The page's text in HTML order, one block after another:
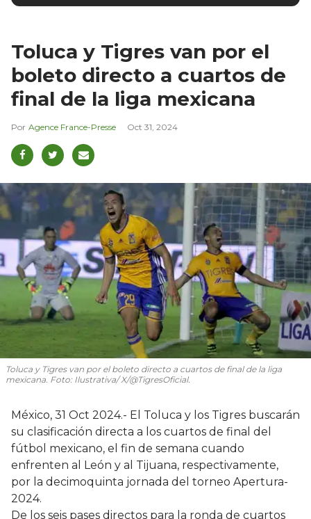
Toluca y Tigres van por el
boleto directo a cuartos de
final de la liga mexicana
Agence France-Presse Oct 31, 2024
Toluca y Tigres van por el boleto directo a cuartos de final de la liga
mexicana. Foto: Ilustrativa/ X/@TigresOficial.
México, 31 Oct 2024.- El Toluca y los Tigres buscarán
su clasificación directa a los cuartos de final del
fútbol mexicano, el fin de semana cuando
enfrenten al León y al Tijuana, respectivamente,
por la decimoquinta jornada del torneo Apertura-
2024.
De los seis pases directos para la ronda de cuartos